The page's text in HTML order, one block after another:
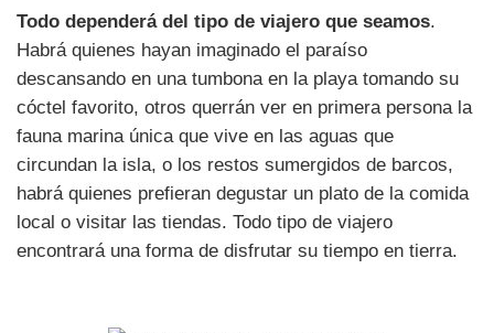
Todo dependerá del tipo de viajero que seamos.
Habrá quienes hayan imaginado el paraíso
descansando en una tumbona en la playa tomando su
cóctel favorito, otros querrán ver en primera persona la
fauna marina única que vive en las aguas que
circundan la isla, o los restos sumergidos de barcos,
habrá quienes prefieran degustar un plato de la comida
local o visitar las tiendas. Todo tipo de viajero
encontrará una forma de disfrutar su tiempo en tierra.